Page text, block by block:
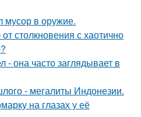
мусор в оружие.
столкновения с хаотично
- она часто заглядывает в
- мегалиты Индонезии.
на глазах у её